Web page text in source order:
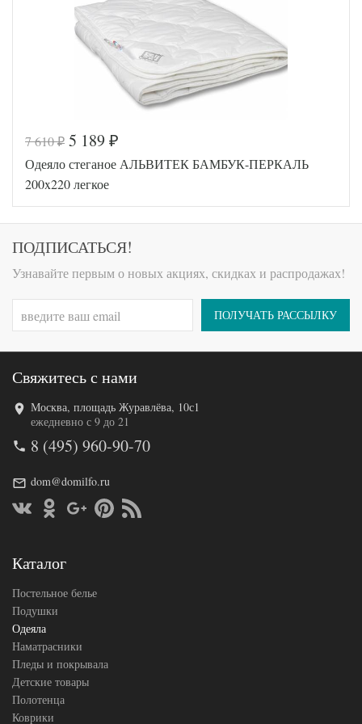
Тик
Производитель
АльВиТек
(Россия)
Код товара
517-621
Артикул
AGD-200
Ширина х
Длина
200х220
(евро)
Наполнитель
Овечья
Полиэфир
Ткань
Хлопок
Производитель
Легкие
Сны
Код товара
517-859
Артикул
003176
Длина
Наполнитель
Бамбуковое
Производитель
7 610₽ 5 189 ₽
Одеяло стеганое АЛЬВИТЕК БАМБУК-ПЕРКАЛЬ
200x220 легкое
ПОДПИСАТЬСЯ!
Узнавайте первым о новых акциях, скидках и распродажах!
ПОЛУЧАТЬ РАССЫЛКУ
Свяжитесь с нами
Москва, площадь Журавлёва, 10с1
ежедневно с 9 до 21
8 (495) 960-90-70
dom@domilfo.ru
Каталог
Постельное белье
Подушки
Одеяла
Наматрасники
Пледы и покрывала
Детские товары
Полотенца
Коврики